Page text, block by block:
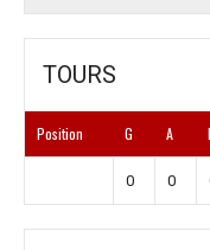
TOURS
Position G A
0 0